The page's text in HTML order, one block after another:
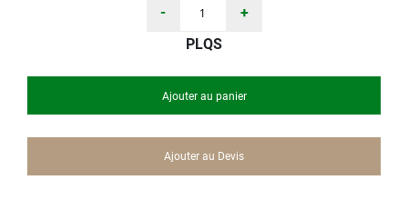
-
+
PLQS
Ajouter au panier
Ajouter au Devis